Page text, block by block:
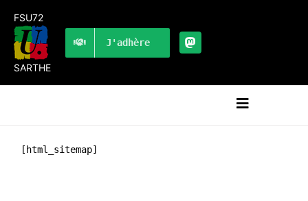
contenu
FSU72
SARTHE
J'adhère
Navigation
RECHERCHER:
[html_sitemap]